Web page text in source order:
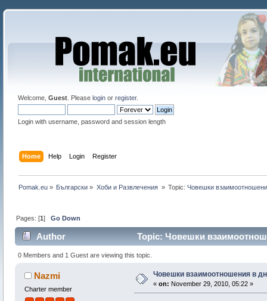
Welcome, Guest. Please loginor register.
Login with username, password and session length
Home Help Login Register
Pomak.eu » Български » Хоби и Развлечения » Topic:Човешки
Pages: [1]Go Down
Author Topic: Човешки
0 Members and 1 Guest are viewing this topic.
Nazmi
Charter member
Човешки взаимоотношения в
« on: November 29, 2010, 05:22 »